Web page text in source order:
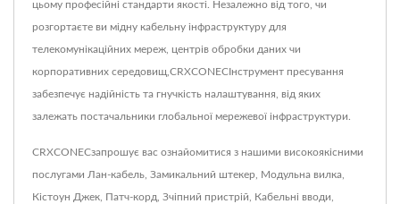
цьому професійні стандарти якості. Незалежно від того, чи
розгортаєте ви мідну кабельну інфраструктуру для
телекомунікаційних мереж, центрів обробки даних чи
корпоративних середовищ,CRXCONECІнструмент пресування
забезпечує надійність та гнучкість налаштування, від яких
залежать постачальники глобальної мережевої інфраструктури.
CRXCONECзапрошує вас ознайомитися з нашими високоякісними
послугами Лан-кабель Замикальний штекер Модульна вилка
Кістоун Джек Патч-корд Зчіпний пристрій Кабельні вводи